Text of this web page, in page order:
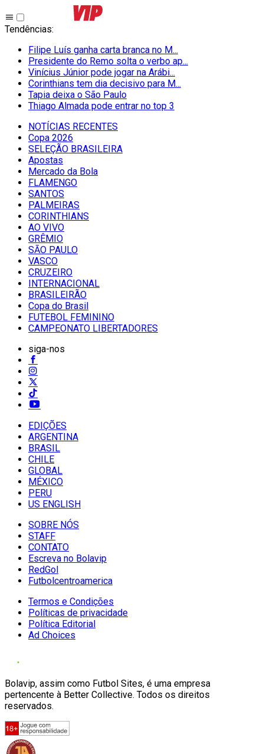
Tendências:
Filipe Luís ganha carta branca no M...
Presidente do Remo solta o verbo ap...
Vinícius Júnior pode jogar na Arábi...
Corinthians tem dia decisivo para M...
Tapia deixa o São Paulo
Thiago Almada pode entrar no top 3
NOTÍCIAS RECENTES
Copa 2026
SELEÇÃO BRASILEIRA
Apostas
Mercado da Bola
FLAMENGO
SANTOS
PALMEIRAS
CORINTHIANS
AO VIVO
GRÊMIO
SĀO PAULO
VASCO
CRUZEIRO
INTERNACIONAL
BRASILEIRÃO
Copa do Brasil
FUTEBOL FEMININO
CAMPEONATO LIBERTADORES
siga-nos
EDIÇÕES
ARGENTINA
BRASIL
CHILE
GLOBAL
MÉXICO
PERU
US ENGLISH
SOBRE NÓS
STAFF
CONTATO
Escreva no Bolavip
RedGol
Futbolcentroamerica
Termos e Condições
Políticas de privacidade
Política Editorial
Ad Choices
Bolavip, assim como Futbol Sites, é uma empresa
pertencente à Better Collective. Todos os direitos
reservados.